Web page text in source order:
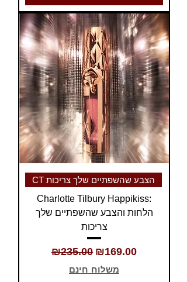
CT הצבע שהשפתיים שלך צריכות
Charlotte Tilbury Happikiss:
הלחות והצבע שהשפתיים שלך
צריכות
Regular Price
₪235.00 Sale Price
₪169.00
משלוח חינם